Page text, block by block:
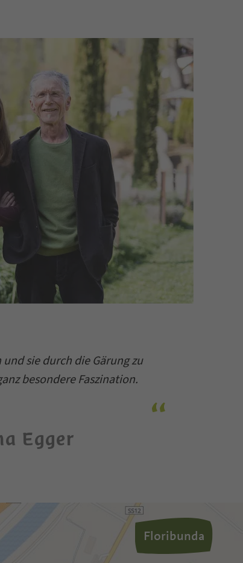
sie durch die Gärung zu
besondere Faszination.
Egger
Floribunda